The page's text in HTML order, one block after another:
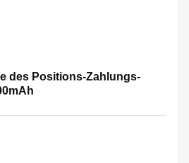
des Positions-Zahlungs-